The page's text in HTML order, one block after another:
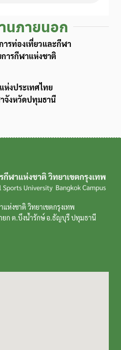
นภายนอก
ารท่องเที่ยวและกีฬา
ารกีฬาแห่งชาติ
ห่งประเทศไทย
ฬาจังหวัดปทุมธานี
ห่งชาติ วิทยาเขตกรุงเทพ
ยก ต.บึงน้ำรักษ์ อ.ธัญบุรี ปทุมธานี